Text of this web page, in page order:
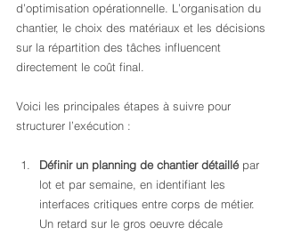
d’optimisation opérationnelle. L’organisation du
chantier, le choix des matériaux et les décisions
sur la répartition des tâches influencent
directement le coût final.
Voici les principales étapes à suivre pour
structurer l’exécution :
Définir un planning de chantier détaillé par
lot et par semaine, en identifiant les
interfaces critiques entre corps de métier.
Un retard sur le gros oeuvre décale